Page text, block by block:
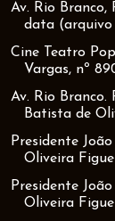
Av. Rio Branco,
data (arquivo
Cine Teatro
Vargas, nº
Av. Rio Branco.
Batista de
Presidente
Oliveira
Presidente
Oliveira